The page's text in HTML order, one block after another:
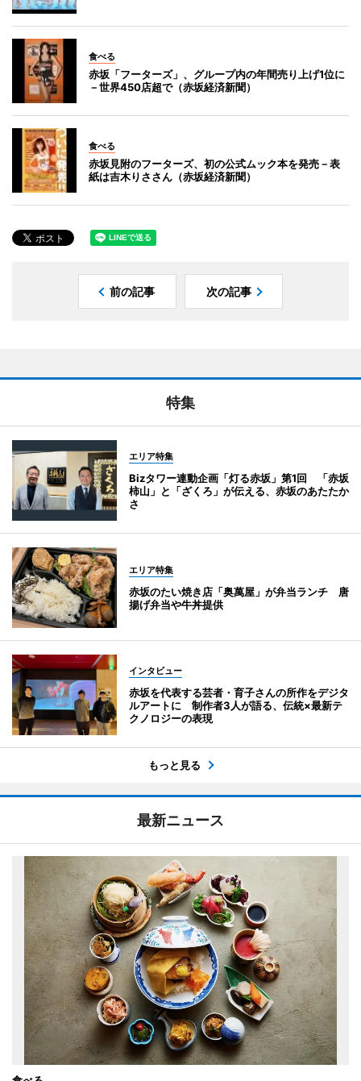
食べる
赤坂「フーターズ」、グループ内の年間売り上げ1位に
－世界450店超で（赤坂経済新聞）
食べる
赤坂見附のフーターズ、初の公式ムック本を発売－表
紙は吉木りささん（赤坂経済新聞）
前の記事 次の記事
特集
エリア特集
Bizタワー連動企画「灯る赤坂」第1回 「赤坂
柿山」と「ざくろ」が伝える、赤坂のあたたか
さ
エリア特集
赤坂のたい焼き店「奥萬屋」が弁当ランチ 唐
揚げ弁当や牛丼提供
インタビュー
赤坂を代表する芸者・育子さんの所作をデジタ
ルアートに 制作者3人が語る、伝統×最新テ
クノロジーの表現
もっと見る
最新ニュース